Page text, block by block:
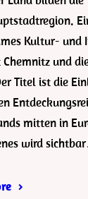
Kultur- und
und
Titel ist die
mitten in
wird